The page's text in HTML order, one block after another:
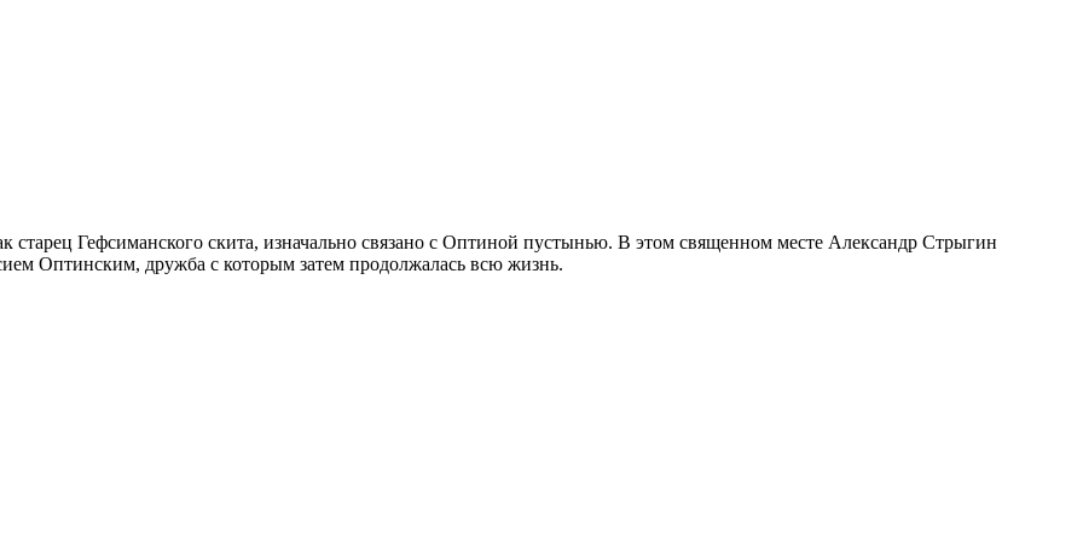
старец Гефсиманского скита, изначально связано с Оптиной пустынью. В этом священном месте Александр Стрыгин
Оптинским, дружба с которым затем продолжалась всю жизнь.